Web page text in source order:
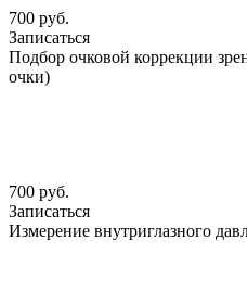
700 руб.
Записаться
Подбор очковой коррекции
очки)
700 руб.
Записаться
Измерение внутриглазного